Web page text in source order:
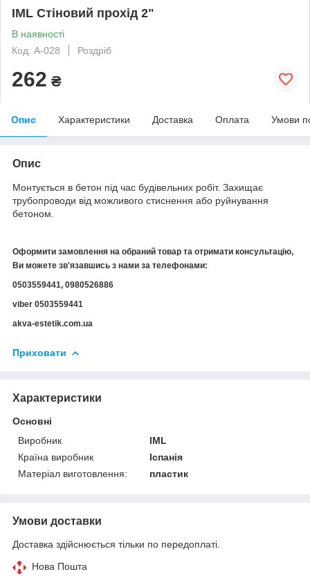
IML Стіновий прохід 2"
В наявності
Код: А-028
Роздріб
262 ₴
Опис Характеристики Доставка Оплата Умови
Опис
Монтується в бетон під час будівельних робіт. Захищає
трубопроводи від можливого стиснення або руйнування
бетоном.
Оформити замовлення на обраний товар та отримати консультацію,
Ви можете зв'язавшись з нами за телефонами:
0503559441, 0980526886
viber 0503559441
akva-estetik.com.ua
Приховати
Характеристики
Основні
Виробник
IML
Країна виробник
Іспанія
Матеріал виготовлення:
пластик
Умови доставки
Доставка здійснюється тільки по передоплаті.
Нова Пошта